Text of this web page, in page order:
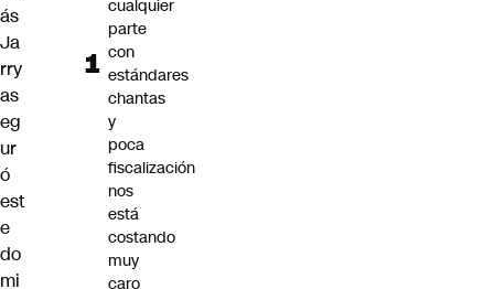
ás
Ja
rry
as
eg
ur
ó
est
e
do
mi
cualquier
parte
con
estándares
chantas
y
poca
fiscalización
nos
está
costando
muy
caro